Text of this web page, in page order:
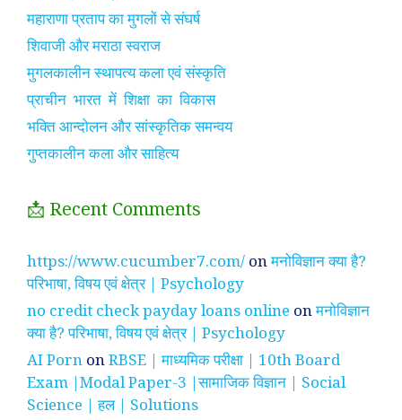
महाराणा प्रताप का मुगलों से संघर्ष
शिवाजी और मराठा स्वराज
मुगलकालीन स्थापत्य कला एवं संस्कृति
प्राचीन भारत में शिक्षा का विकास
भक्ति आन्दोलन और सांस्कृतिक समन्वय
गुप्तकालीन कला और साहित्य
📩 Recent Comments
https://www.cucumber7.com/ onमनोविज्ञान क्या है?
परिभाषा, विषय एवं क्षेत्र | Psychology
no credit check payday loans online onमनोविज्ञान
क्या है? परिभाषा, विषय एवं क्षेत्र | Psychology
AI Porn onRBSE | माध्यमिक परीक्षा | 10th Board
Exam |Modal Paper-3 |सामाजिक विज्ञान | Social
Science | हल | Solutions